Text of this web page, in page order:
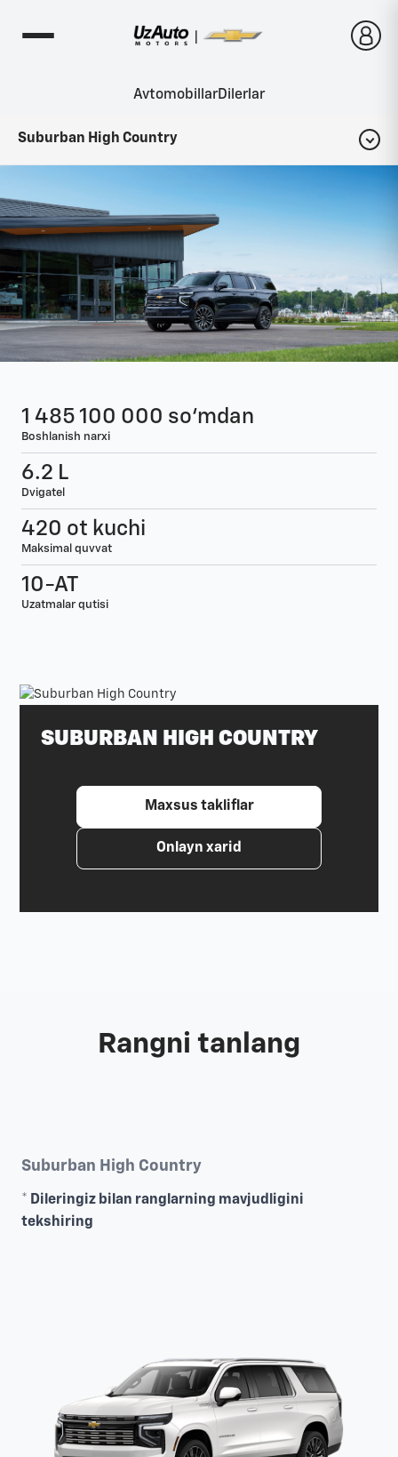
AvtomobillarDilerlar
Suburban High Country
Komplektatsiyalar
Interyer
Eksteryer
Fotogalereya
1 485 100 000 so‘mdan
Boshlanish narxi
6.2 L
Dvigatel
420 ot kuchi
Maksimal quvvat
10-AT
Uzatmalar qutisi
SUBURBAN HIGH COUNTRY
Maxsus takliflar
Onlayn xarid
Rangni tanlang
Suburban High Country
* Dileringiz bilan ranglarning mavjudligini
tekshiring